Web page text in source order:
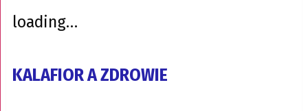
loading…
KALAFIOR A ZDROWIE